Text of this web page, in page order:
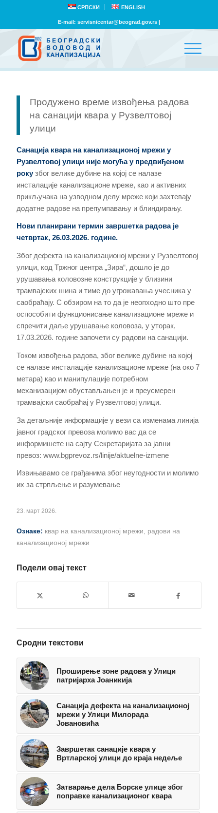
СРПСКИ ENGLISH
E-mail: servisnicentar@beograd.gov.rs|
Продужено време извођења радова
на санацији квара у Рузвелтовој
улици
Санација квара на канализационој мрежи у
Рузвелтовој улици није могућа у предвиђеном
рокузбог велике дубине на којој се налазе
инсталације канализационе мреже, као и активних
прикључака на узводном делу мреже који захтевају
додатне радове на препумпавању и блиндирању.
Нови планирани термин завршетка радова је
четвртак, 26.03.2026. године.
Због дефекта на канализационој мрежи у Рузвелтовој
улици, код Тржног центра „Зира“, дошло је до
урушавања коловозне конструкције у близини
трамвајских шина и тиме до угрожавања учесника у
саобраћају. С обзиром на то да је неопходно што пре
оспособити функционисање канализационе мреже и
спречити даље урушавање коловоза, у уторак,
17.03.2026. године започети су радови на санацији.
Током извођења радова, због велике дубине на којој
се налазе инсталације канализационе мреже (на око 7
метара) као и манипулације потребном
механизацијом обустављањен је и преусмерен
трамвајски саобраћај у Рузвелтовој улици.
За детаљније информације у вези са изменама линија
јавног градског превоза молимо вас да се
информишете на сајту Секретаријата за јавни
превоз: www.bgprevoz.rs/linije/aktuelne-izmene
Извињавамо се грађанима због неугодности и молимо
их за стрпљење и разумевање
23. март 2026.
Ознаке: квар на канализационој мрежи, радови на
канализационој мрежи
Подели овај текст
Сродни текстови
Проширење зоне радова у Улици
патријарха Јоаникија
Санација дефекта на канализационој
мрежи у Улици Милорада
Јовановића
Завршетак санације квара у
Вртларској улици до краја недеље
Затварање дела Борске улице због
поправке канализационог квара